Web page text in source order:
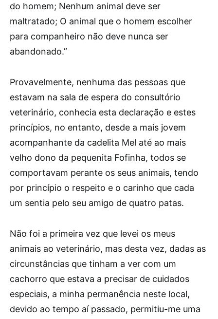
do homem; Nenhum animal deve ser
maltratado; O animal que o homem escolher
para companheiro não deve nunca ser
abandonado.”
Provavelmente, nenhuma das pessoas que
estavam na sala de espera do consultório
veterinário, conhecia esta declaração e estes
princípios, no entanto, desde a mais jovem
acompanhante da cadelita Mel até ao mais
velho dono da pequenita Fofinha, todos se
comportavam perante os seus animais, tendo
por princípio o respeito e o carinho que cada
um sentia pelo seu amigo de quatro patas.
Não foi a primeira vez que levei os meus
animais ao veterinário, mas desta vez, dadas as
circunstâncias que tinham a ver com um
cachorro que estava a precisar de cuidados
especiais, a minha permanência neste local,
devido ao tempo aí passado, permitiu-me uma